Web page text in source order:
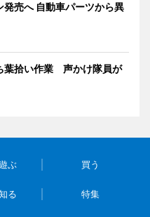
売へ 自動車パーツから異
葉拾い作業 声かけ隊員が
ぶ 買う
る 特集